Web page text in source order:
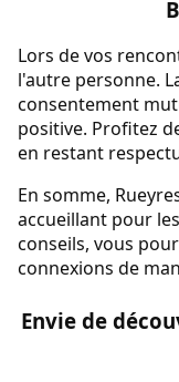
Lors de vos
l'autre personne.
consentement
positive. Profitez
en restant
En somme,
accueillant pour
conseils, vous
connexions de
Envie de